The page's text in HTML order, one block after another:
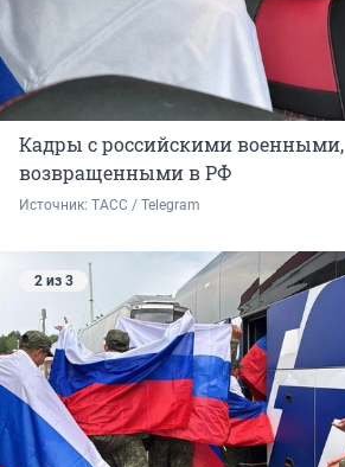
Кадры с российскими военными,
возвращенными в РФ
Источник: ТАСС / Telegram
2 из 3